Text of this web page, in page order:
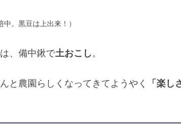
。黒豆は上出来！）
、備中鍬で土おこし。
と農園らしくなってきてようやく 「楽し